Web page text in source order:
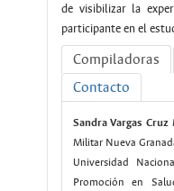
de visibilizar la
participante en el
Compiladoras
Contacto
Sandra Vargas Cruz
Militar Nueva
Universidad
Promoción en